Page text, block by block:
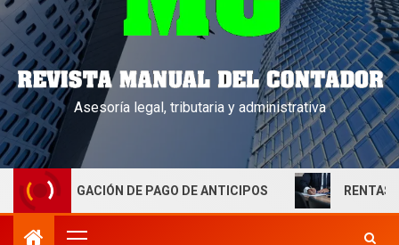
Asesoría legal, tributaria y administrativa
DE PAGO DE ANTICIPOS RENTAS